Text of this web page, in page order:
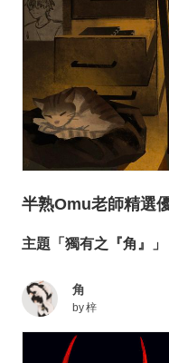
半熟Omu老師精選
主題「獨有之『角』」
角
by梓